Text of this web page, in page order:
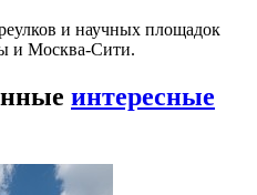
и научных площадок
и Москва-Сити.
интересные